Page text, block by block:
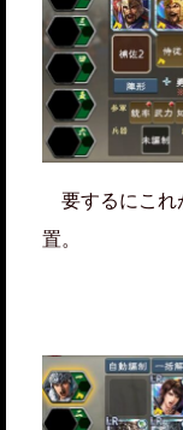
要するにこれ
置。